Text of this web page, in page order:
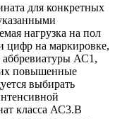
для конкретных
нагрузка на пол
цифр на маркировке,
аббревиатуры АС1,
повышенные
выбирать
класса АС3.В